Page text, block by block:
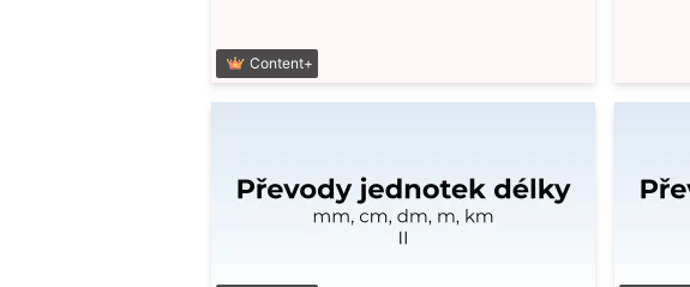
Content+